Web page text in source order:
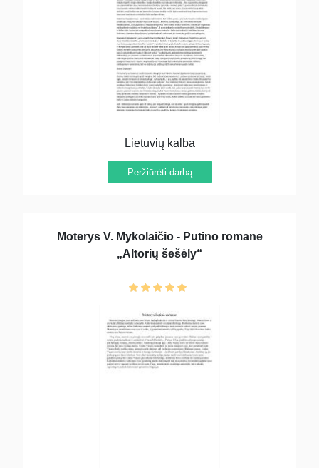
Lietuvių kalba
Peržiūrėti darbą
Moterys V. Mykolaičio - Putino romane
„Altorių šešėly“